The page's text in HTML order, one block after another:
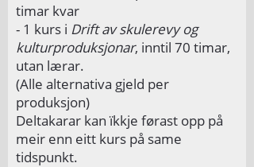
timar kvar
- 1 kurs i Drift av skulerevy og
kulturproduksjonar, inntil 70 timar,
utan lærar.
(Alle alternativa gjeld per
produksjon)
Deltakarar kan ïkkje førast opp på
meir enn eitt kurs på same
tidspunkt.